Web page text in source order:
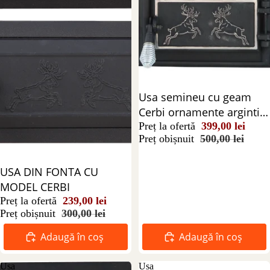
Reducere 20%
USA DIN FONTA CU
MODEL CERBI
Preț la ofertă 239,00 lei
Preț obișnuit 300,00 lei
Adaugă în coș
Reducere 20%
Usa semineu cu geam
Cerbi ornamente argintii
555x345 mm
Preț la ofertă 399,00 lei
Preț obișnuit 500,00 lei
Adaugă în coș
Usa
Usa